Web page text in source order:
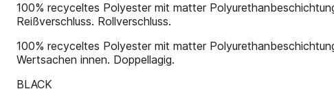
100% recyceltes Polyester mit matter
Reißverschluss. Rollverschluss.
100% recyceltes Polyester mit matter
Wertsachen innen. Doppellagig.
BLACK